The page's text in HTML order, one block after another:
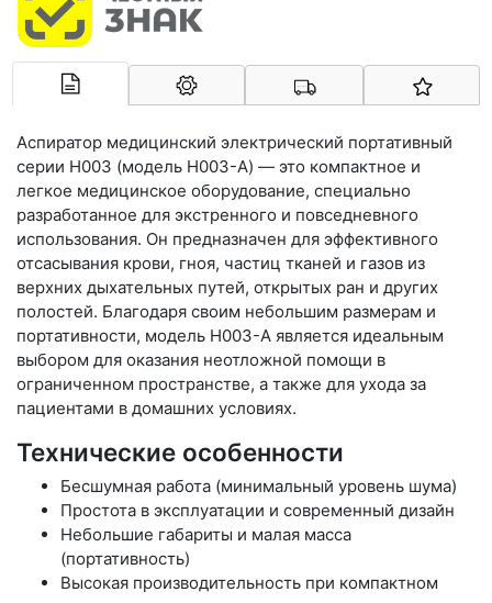
Арконт-Мед
Аспиратор медицинский электрический портативный
серии Н003 (модель Н003-A) — это компактное и
легкое медицинское оборудование, специально
разработанное для экстренного и повседневного
использования. Он предназначен для эффективного
отсасывания крови, гноя, частиц тканей и газов из
верхних дыхательных путей, открытых ран и других
полостей. Благодаря своим небольшим размерам и
портативности, модель Н003-A является идеальным
выбором для оказания неотложной помощи в
ограниченном пространстве, а также для ухода за
пациентами в домашних условиях.
Технические особенности
Бесшумная работа (минимальный уровень шума)
Простота в эксплуатации и современный дизайн
Небольшие габариты и малая масса
(портативность)
Высокая производительность при компактном